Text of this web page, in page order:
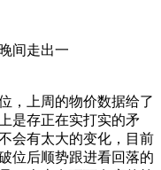
间走出一
上周的物价数据给了
是存正在实打实的矛
会有太大的变化，目前
位后顺势跟进看回落的